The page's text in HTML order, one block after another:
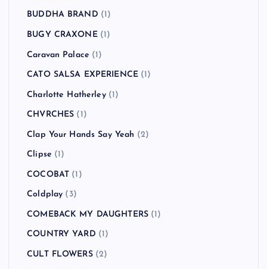
BUDDHA BRAND (1)
BUGY CRAXONE(1)
Caravan Palace (1)
CATO SALSA EXPERIENCE (1)
Charlotte Hatherley(1)
CHVRCHES (1)
Clap Your Hands Say Yeah (2)
Clipse (1)
COCOBAT (1)
Coldplay (3)
COMEBACK MY DAUGHTERS (1)
COUNTRY YARD (1)
CULT FLOWERS(2)